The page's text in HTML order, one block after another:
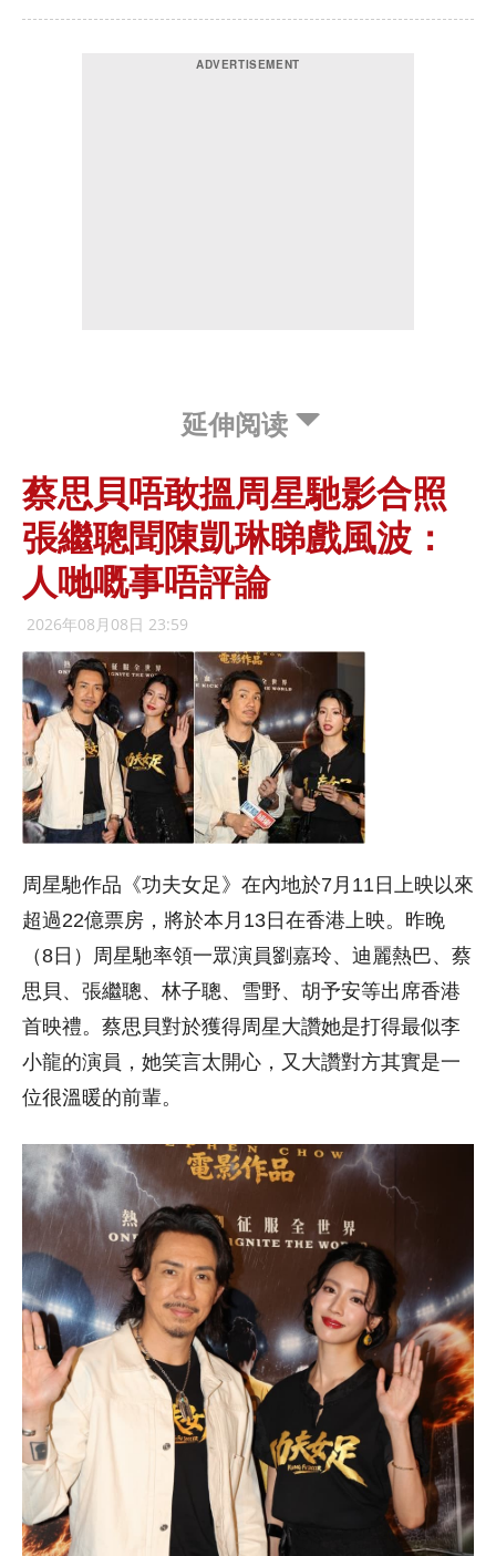
延伸阅读
蔡思貝唔敢搵周星馳影合照
張繼聰聞陳凱琳睇戲風波：
人哋嘅事唔評論
2026年08月08日 23:59
周星馳作品《功夫女足》在內地於7月11日上映以來
超過22億票房，將於本月13日在香港上映。昨晚
（8日）周星馳率領一眾演員劉嘉玲、迪麗熱巴、蔡
思貝、張繼聰、林子聰、雪野、胡予安等出席香港
首映禮。蔡思貝對於獲得周星大讚她是打得最似李
小龍的演員，她笑言太開心，又大讚對方其實是一
位很溫暖的前輩。